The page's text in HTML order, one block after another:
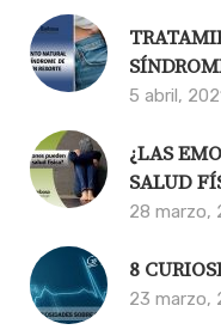
5 abril,
¿LAS
SALUD
28 marzo,
8
23 marzo,